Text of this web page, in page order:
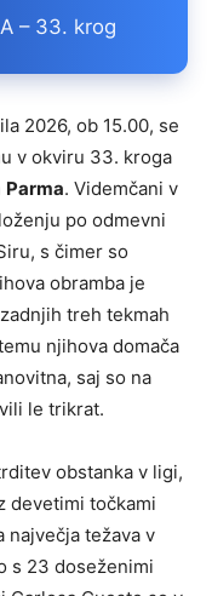
– 33. krog
2026, ob 15.00, se
v okviru 33. kroga
Parma. Videmčani v
po odmevni
s čimer so
obramba je
treh tekmah
njihova domača
saj so na
le trikrat.
obstanka v ligi,
devetimi točkami
največja težava v
s 23 doseženimi